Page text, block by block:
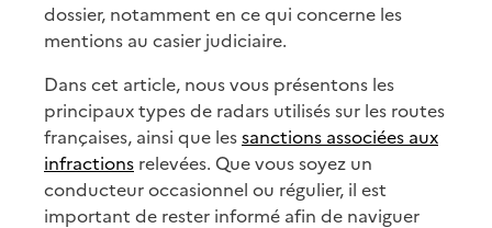
dossier, notamment en ce qui concerne les
mentions au casier judiciaire.
Dans cet article, nous vous présentons les
principaux types de radars utilisés sur les routes
françaises, ainsi que lessanctions associées aux
infractions relevées. Que vous soyez un
conducteur occasionnel ou régulier, il est
important de rester informé afin de naviguer